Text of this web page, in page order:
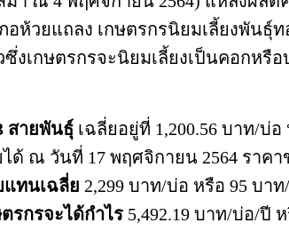
อห้วยแถลง เกษตรกรนิยมเลี้ยงพัน
งเกษตรกรจะนิยมเลี้ยงเป็นคอกห
สายพันธุ์ เฉลี่ยอยู่ที่ 1,200.56 บาท/บ่
ด้ ณ วันที่ 17 พฤศจิกายน 2564 รา
แทนเฉลี่ย 2,299 บาท/บ่อ หรือ 95 บา
รกรจะได้กำไร 5,492.19 บาท/บ่อ/ปี